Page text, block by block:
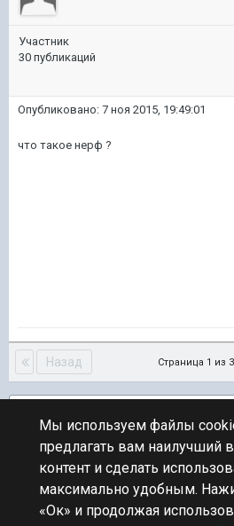
Участник
30 публикаций
Опубликовано: 7 ноя 2015, 19:49:01
что такое нерф ?
Назад Страница 1 из 3
ПЕРЕЙТИ К СПИСКУ ТЕМ
Юмор
Мы используем файлы
предлагать вам наилучший
контент и сделать
максимально удобным.
«Ок» и продолжая